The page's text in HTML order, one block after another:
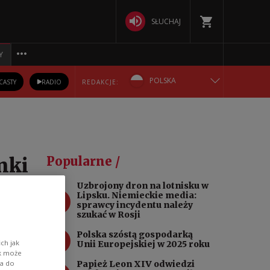
SŁUCHAJ
RADIO REDAKCJE: POLSKA
РУССКИЙ
УКРАЇНСЬКА
Popularne /
Uzbrojony dron na lotnisku w
Lipsku. Niemieckie media:
sprawcy incydentu należy
szukać w Rosji
Polska szóstą gospodarką
Unii Europejskiej w 2025 roku
Papież Leon XIV odwiedzi
jak
może
do